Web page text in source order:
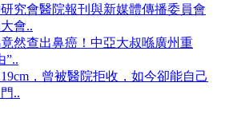
究會醫院報刊與新媒體傳播委員會
會..
然查出鼻癌！中亞大叔喺廣州重
”..
，曾被醫院拒收，如今卻能自己
..